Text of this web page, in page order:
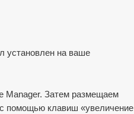
установлен на ваше
Manager. Затем размещаем
помощью клавиш «увеличение